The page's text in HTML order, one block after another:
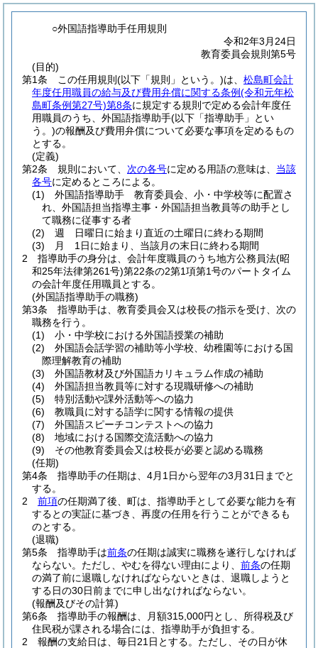
○外国語指導助手任用規則
令和2年3月24日
教育委員会規則第5号
(目的)
第1条
この任用規則 (以下「規則」という。)は、 松島町会計
年度任用職員の給与及び費用弁償に関する条例(令和元年松
島町条例第27号)第8条に規定する規則で定める会計年度任
用職員のうち、外国語指導助手(以下「指導助手」とい
う。)の報酬及び費用弁償について必要な事項を定めるもの
とする。
(定義)
第2条
規則において、 次の各号に定める用語の意味は、 当該
各号に定めるところによる。
(1)
外国語指導助手 教育委員会、小・中学校等に配置さ
れ、外国語担当指導主事・外国語担当教員等の助手とし
て職務に従事する者
(2)
週 日曜日に始まり直近の土曜日に終わる期間
(3)
月 1日に始まり、当該月の末日に終わる期間
2
指導助手の身分は、会計年度職員のうち地方公務員法(昭
和25年法律第261号)第22条の2第1項第1号のパートタイム
の会計年度任用職員とする。
(外国語指導助手の職務)
第3条
指導助手は、教育委員会又は校長の指示を受け、次の
職務を行う。
(1)
小・中学校における外国語授業の補助
(2)
外国語会話学習の補助等小学校、幼稚園等における国
際理解教育の補助
(3)
外国語教材及び外国語カリキュラム作成の補助
(4)
外国語担当教員等に対する現職研修への補助
(5)
特別活動や課外活動等への協力
(6)
教職員に対する語学に関する情報の提供
(7)
外国語スピーチコンテストへの協力
(8)
地域における国際交流活動への協力
(9)
その他教育委員会又は校長が必要と認める職務
(任期)
第4条
指導助手の任期は、4月1日から翌年の3月31日までと
する。
2
前項の任期満了後、町は、指導助手として必要な能力を有
するとの実証に基づき、再度の任用を行うことができるも
のとする。
(退職)
第5条
指導助手は前条の任期は誠実に職務を遂行しなければ
ならない。 ただし、やむを得ない理由により、 前条の任期
の満了前に退職しなければならないときは、退職しようと
する日の30日前までに申し出なければならない。
(報酬及びその計算)
第6条
指導助手の報酬は、月額315,000円とし、所得税及び
住民税が課される場合には、指導助手が負担する。
2
報酬の支給日は、毎日21日とする。 ただし、その日が休